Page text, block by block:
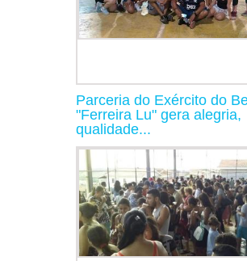
Parceria do Exército do
"Ferreira Lu" gera alegria,
qualidade...